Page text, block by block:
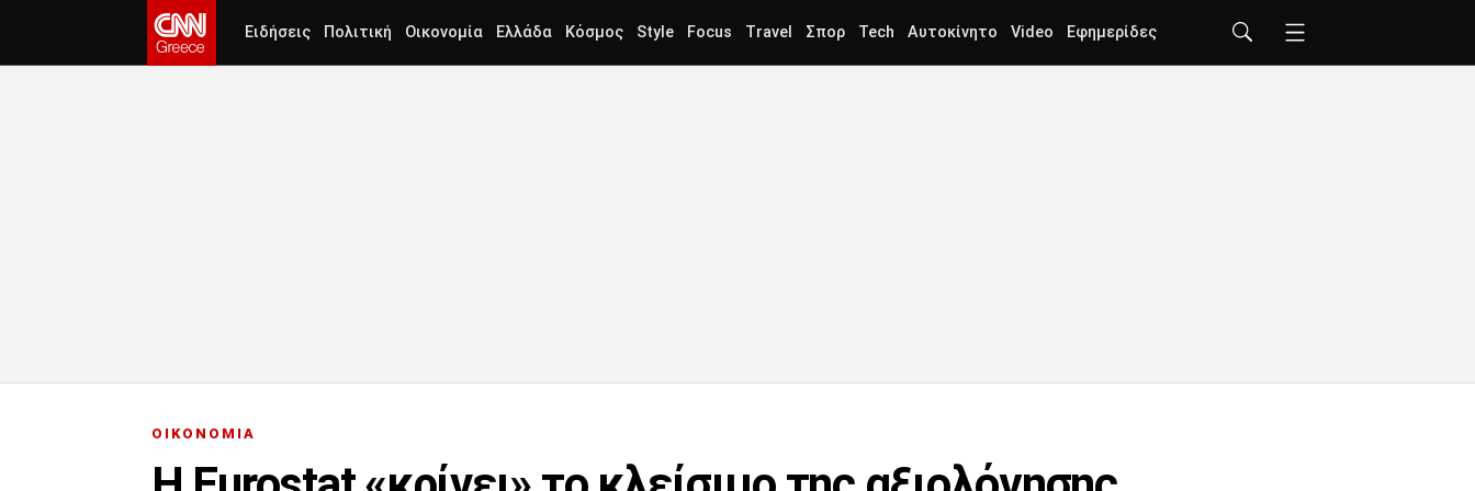
Ειδήσεις Πολιτική Οικονομία Ελλάδα Κόσμος Style Focus Travel Σπορ Tech Αυτοκίνητο Video Εφημερίδες
ΟΙΚΟΝΟΜΙΑ